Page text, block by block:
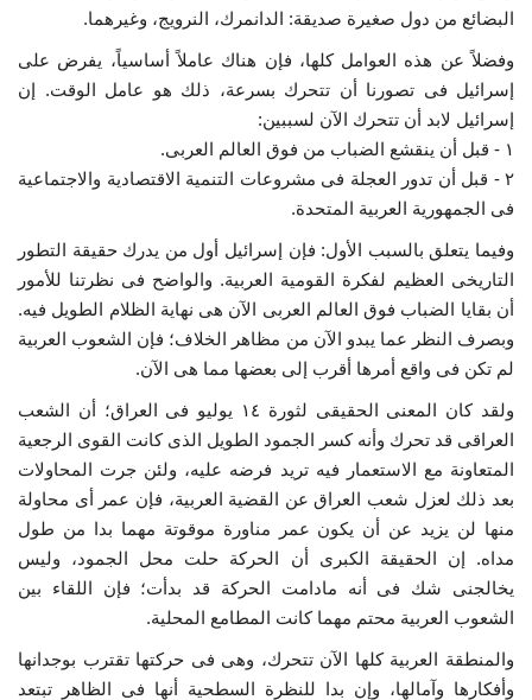
البضائع من دول صغيرة صديقة: الدانمرك، النرويج، وغيرهما.
وفضلاً عن هذه العوامل كلها، فإن هناك عاملاً أساسياً، يفرض على
إسرائيل فى تصورنا أن تتحرك بسرعة، ذلك هو عامل الوقت. إن
إسرائيل لابد أن تتحرك الآن لسببين:
١ - قبل أن ينقشع الضباب من فوق العالم العربى.
٢ - قبل أن تدور العجلة فى مشروعات التنمية الاقتصادية والاجتماعية
فى الجمهورية العربية المتحدة.
وفيما يتعلق بالسبب الأول: فإن إسرائيل أول من يدرك حقيقة التطور
التاريخى العظيم لفكرة القومية العربية. والواضح فى نظرتنا للأمور
أن بقايا الضباب فوق العالم العربى الآن هى نهاية الظلام الطويل فيه.
وبصرف النظر عما يبدو الآن من مظاهر الخلاف؛ فإن الشعوب العربية
لم تكن فى واقع أمرها أقرب إلى بعضها مما هى الآن.
ولقد كان المعنى الحقيقى لثورة ١٤ يوليو فى العراق؛ أن الشعب
العراقى قد تحرك وأنه كسر الجمود الطويل الذى كانت القوى الرجعية
المتعاونة مع الاستعمار فيه تريد فرضه عليه، ولئن جرت المحاولات
بعد ذلك لعزل شعب العراق عن القضية العربية، فإن عمر أى محاولة
منها لن يزيد عن أن يكون عمر مناورة موقوتة مهما بدا من طول
مداه. إن الحقيقة الكبرى أن الحركة حلت محل الجمود، وليس
يخالجنى شك فى أنه مادامت الحركة قد بدأت؛ فإن اللقاء بين
الشعوب العربية محتم مهما كانت المطامع المحلية.
والمنطقة العربية كلها الآن تتحرك، وهى فى حركتها تقترب بوجدانها
وأفكارها وآمالها، وإن بدا للنظرة السطحية أنها فى الظاهر تبتعد